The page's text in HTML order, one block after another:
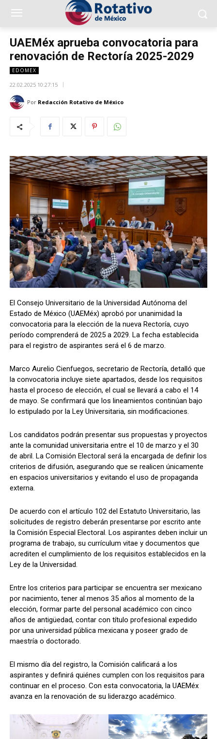
UAEMéx aprueba convocatoria para
renovación de Rectoría 2025-2029
EDOMEX
22.02.2025 10:27:15
Por Redacción Rotativo de México
El Consejo Universitario de la Universidad Autónoma del
Estado de México (UAEMéx) aprobó por unanimidad la
convocatoria para la elección de la nueva Rectoría, cuyo
período comprenderá de 2025 a 2029. La fecha establecida
para el registro de aspirantes será el 6 de marzo.
Marco Aurelio Cienfuegos, secretario de Rectoría, detalló que
la convocatoria incluye siete apartados, desde los requisitos
hasta el proceso de elección, el cual se llevará a cabo el 14
de mayo. Se confirmará que los lineamientos continúan bajo
lo estipulado por la Ley Universitaria, sin modificaciones.
Los candidatos podrán presentar sus propuestas y proyectos
ante la comunidad universitaria entre el 10 de marzo y el 30
de abril. La Comisión Electoral será la encargada de definir los
criterios de difusión, asegurando que se realicen únicamente
en espacios universitarios y evitando el uso de propaganda
externa.
De acuerdo con el artículo 102 del Estatuto Universitario, las
solicitudes de registro deberán presentarse por escrito ante
la Comisión Especial Electoral. Los aspirantes deben incluir un
programa de trabajo, su currículum vitae y documentos que
acrediten el cumplimiento de los requisitos establecidos en la
Ley de la Universidad.
Entre los criterios para participar se encuentra ser mexicano
por nacimiento, tener al menos 35 años al momento de la
elección, formar parte del personal académico con cinco
años de antigüedad, contar con título profesional expedido
por una universidad pública mexicana y poseer grado de
maestría o doctorado.
El mismo día del registro, la Comisión calificará a los
aspirantes y definirá quiénes cumplen con los requisitos para
continuar en el proceso. Con esta convocatoria, la UAEMéx
avanza en la renovación de su liderazgo académico.